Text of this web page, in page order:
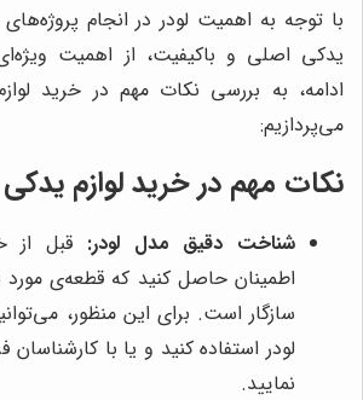
با توجه به اهمیت لودر در انجام
یدکی اصلی و باکیفیت، از اهمیت
ادامه، به بررسی نکات مهم در خرید
می‌پردازیم:
نکات مهم در خرید لوازم یدکی
شناخت دقیق مدل لودر: قبل از
اطمینان حاصل کنید که قطعه‌ی مورد
سازگار است. برای این منظور،
لودر استفاده کنید و یا با
نمایید.